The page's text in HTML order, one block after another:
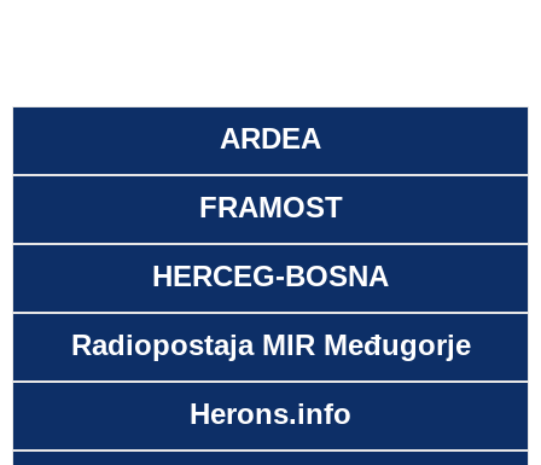
ARDEA
FRAMOST
HERCEG-BOSNA
Radiopostaja MIR Međugorje
Herons.info